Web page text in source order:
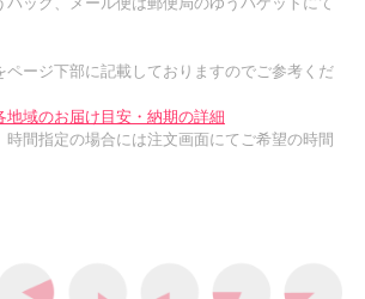
ページ下部に記載しておりますのでご参考くだ
地域のお届け目安・納期の詳細
時間指定の場合には注文画面にてご希望の時間